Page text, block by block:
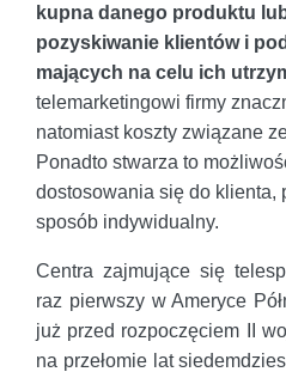
kupna danego produktu
pozyskiwanie klientów i
mających na celu ich
telemarketingowi firmy
natomiast koszty związane
Ponadto stwarza to
dostosowania się do klienta,
sposób indywidualny.
Centra zajmujące się
raz pierwszy w Ameryce
już przed rozpoczęciem II
na przełomie lat